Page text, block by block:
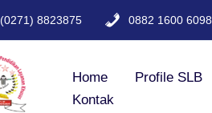
(0271) 8823875 0882 1600 6098
Home Profile SLB
Kontak